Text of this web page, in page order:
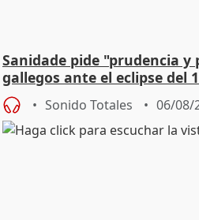
Sanidade pide "prudencia y
gallegos ante el eclipse del
Sonido Totales 06/08/